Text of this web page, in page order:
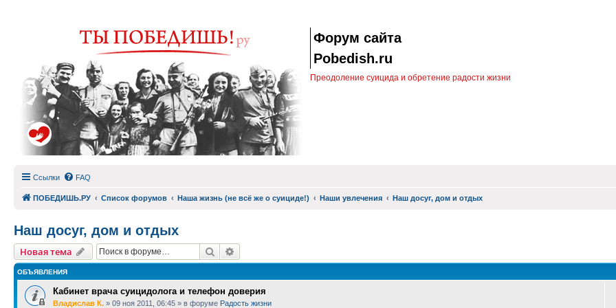
Форум сайта
Pobedish.ru
Преодоление суицида и обретение радости жизни
Ссылки FAQ
ПОБЕДИШЬ.РУ Список форумов Наша жизнь (не всё же о суициде!) Наши увлечения Наш досуг, дом и отдых
Наш досуг, дом и отдых
Новая тема Поиск
ОБЪЯВЛЕНИЯ
Кабинет врача суицидолога и телефон доверия
Владислав К. » 09 ноя 2011, 06:45 » в форуме Радость жизни